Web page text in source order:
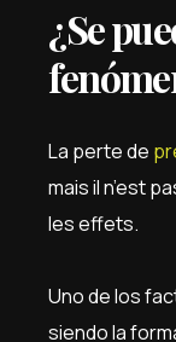
¿Se
La perte de
mais il n’est
les effets.
Uno de los
siendo la